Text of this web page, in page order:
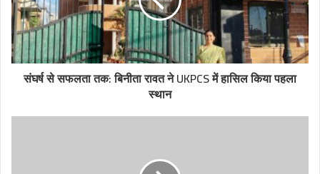
संघर्ष से सफलता तक: बिनीता रावत ने UKPCS में हासिल किया पहला
स्थान